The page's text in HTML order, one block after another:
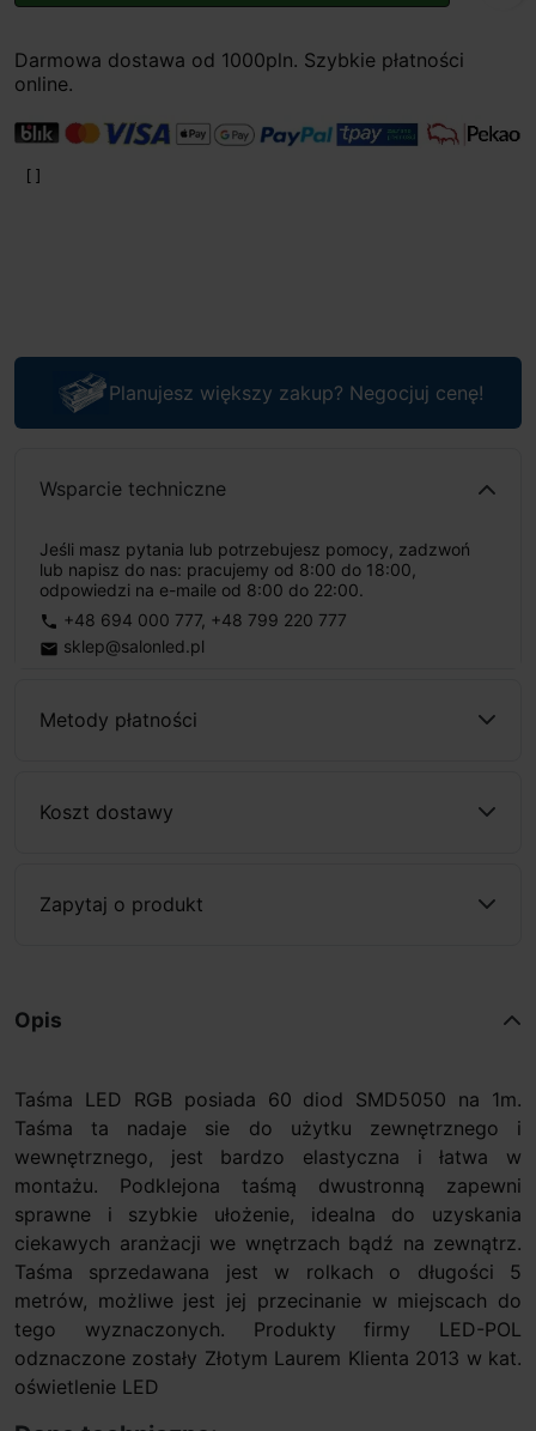
Darmowa dostawa od 1000pln. Szybkie płatności
online.
Planujesz większy zakup? Negocjuj cenę!
Wsparcie techniczne
Jeśli masz pytania lub potrzebujesz pomocy, zadzwoń
lub napisz do nas: pracujemy od 8:00 do 18:00,
odpowiedzi na e-maile od 8:00 do 22:00.
phone +48 694 000 777, +48 799 220 777
email sklep@salonled.pl
Metody płatności
Koszt dostawy
Zapytaj o produkt
Opis
Taśma LED RGB posiada 60 diod SMD5050 na 1m.
Taśma ta nadaje sie do użytku zewnętrznego i
wewnętrznego, jest bardzo elastyczna i łatwa w
montażu. Podklejona taśmą dwustronną zapewni
sprawne i szybkie ułożenie, idealna do uzyskania
ciekawych aranżacji we wnętrzach bądź na zewnątrz.
Taśma sprzedawana jest w rolkach o długości 5
metrów, możliwe jest jej przecinanie w miejscach do
tego wyznaczonych. Produkty firmy LED-POL
odznaczone zostały Złotym Laurem Klienta 2013 w kat.
oświetlenie LED